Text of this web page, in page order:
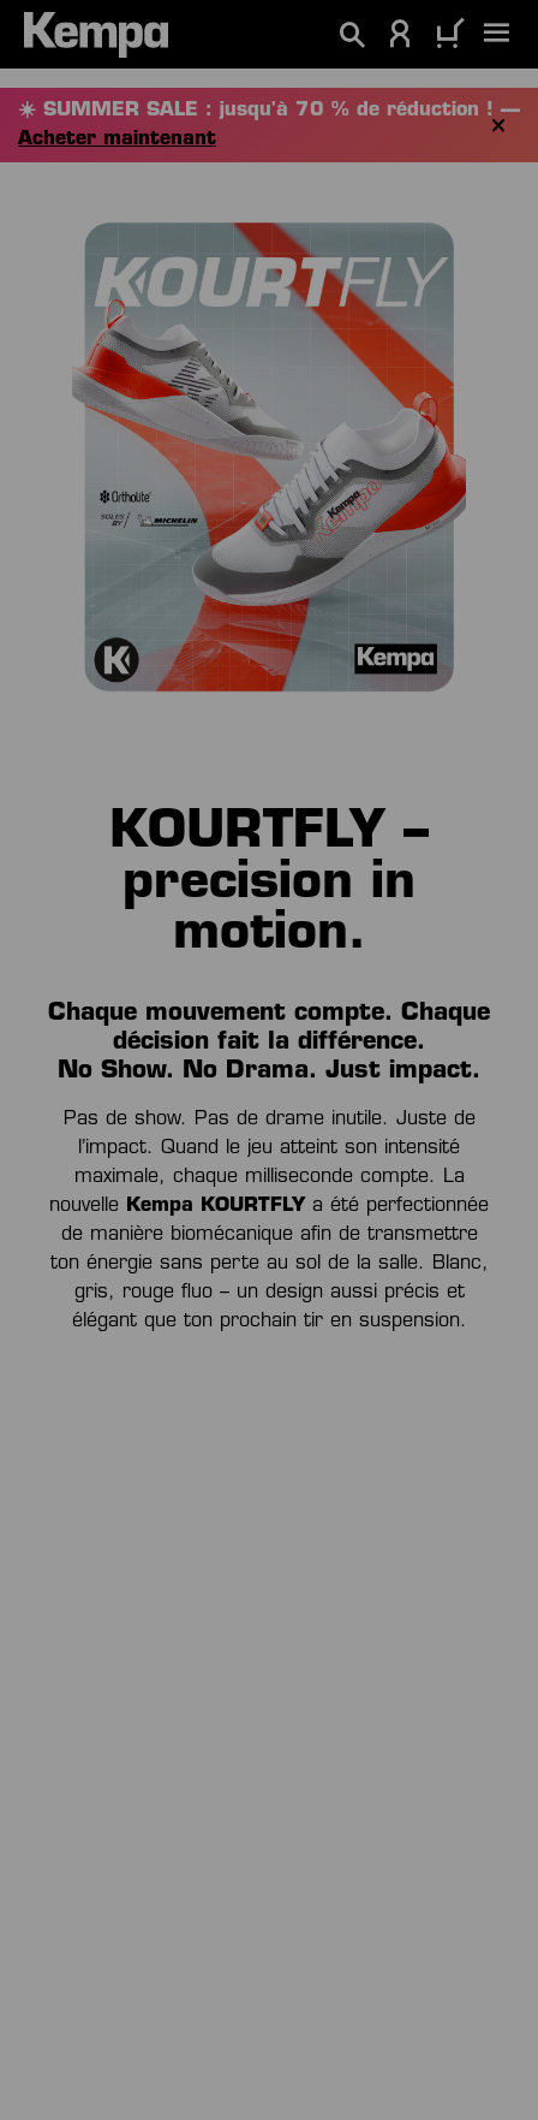
principal
☀️ SUMMER SALE : jusqu'à 70 % de réduction ! —
Acheter maintenant
KOURTFLY –
precision in
motion.
Chaque mouvement compte. Chaque
décision fait la différence.
No Show. No Drama. Just impact.
Pas de show. Pas de drame inutile. Juste de
l’impact. Quand le jeu atteint son intensité
maximale, chaque milliseconde compte. La
nouvelle
Kempa KOURTFLY a été perfectionnée
de manière biomécanique afin de transmettre
ton énergie sans perte au sol de la salle. Blanc,
gris, rouge fluo – un design aussi précis et
élégant que ton prochain tir en suspension.